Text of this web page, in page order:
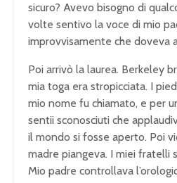
sicuro? Avevo bisogno di
volte sentivo la voce di mio
improvvisamente che doveva
Poi arrivò la laurea. Berkeley
mia toga era stropicciata. I
mio nome fu chiamato, e per
sentii sconosciuti che
il mondo si fosse aperto. Poi
madre piangeva. I miei fratelli
Mio padre controllava